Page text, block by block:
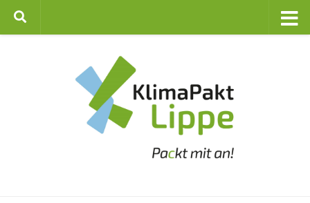
Zum Inhalt springen